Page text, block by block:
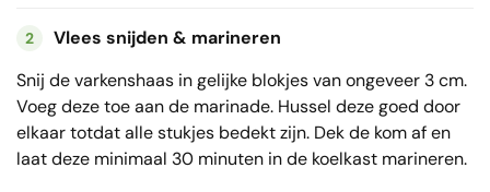
2
Vlees snijden & marineren
Snij de varkenshaas in gelijke blokjes van ongeveer 3 cm.
Voeg deze toe aan de marinade. Hussel deze goed door
elkaar totdat alle stukjes bedekt zijn. Dek de kom af en
laat deze minimaal 30 minuten in de koelkast marineren.